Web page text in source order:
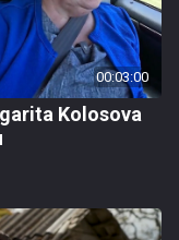
00:03:00
Kolosova